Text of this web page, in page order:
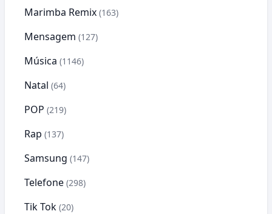
Marimba Remix (163)
Mensagem (127)
Música (1146)
Natal (64)
POP (219)
Rap (137)
Samsung (147)
Telefone (298)
Tik Tok (20)